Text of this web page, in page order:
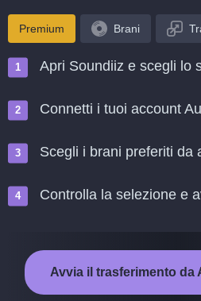
Premium Brani
Apri Soundiiz e scegli lo
Connetti i tuoi account
Scegli i brani preferiti da
Controlla la selezione e
Avvia il trasferimento da